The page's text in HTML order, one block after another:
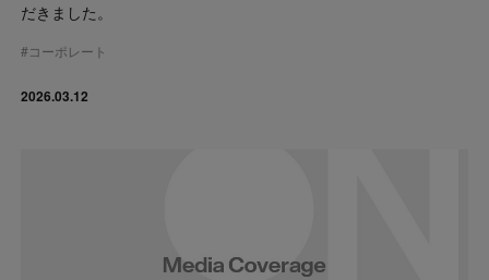
だきました。
#コーポレート
2026.03.12